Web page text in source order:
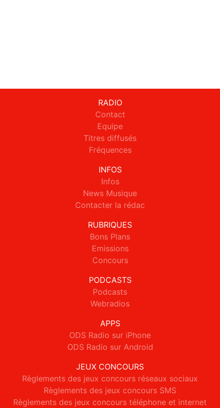
RADIO
Contact
Equipe
Titres diffusés
Fréquences
INFOS
Infos
News Musique
Contacter la rédac
RUBRIQUES
Bons Plans
Emissions
Concours
PODCASTS
Podcasts
Webradios
APPS
ODS Radio sur iPhone
ODS Radio sur Android
JEUX CONCOURS
Règlements des jeux concours réseaux sociaux
Règlements des jeux concours SMS
Règlements des jeux concours téléphone et internet